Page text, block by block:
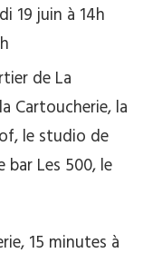
19 juin à 14h
de La
Cartoucherie, la
le studio de
bar Les 500, le
15 minutes à